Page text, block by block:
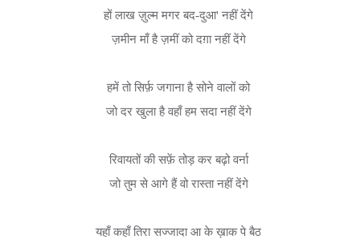
हों लाख ज़ुल्म मगर बद-दुआ' नहीं देंगे
ज़मीन माँ है ज़मीं को दग़ा नहीं देंगे
हमें तो सिर्फ़ जगाना है सोने वालों को
जो दर खुला है वहाँ हम सदा नहीं देंगे
रिवायतों की सफ़ें तोड़ कर बढ़ो वर्ना
जो तुम से आगे हैं वो रास्ता नहीं देंगे
यहाँ कहाँ तिरा सज्जादा आ के ख़ाक पे बैठ